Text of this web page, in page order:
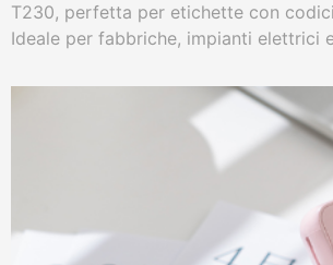
T230, perfetta per etichette con
Ideale per fabbriche, impianti elettrici